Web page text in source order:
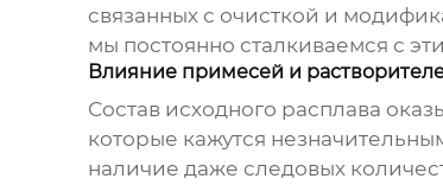
связанных с очисткой и
мы постоянно сталкиваемся с
Влияние примесей и
Состав исходного расплава
которые кажутся
наличие даже следовых